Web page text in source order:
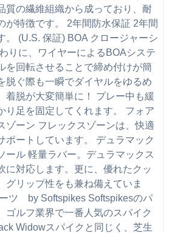
質の繊維組織から成っており、耐
が特徴です。 2年間防水保証 2年間
。 (U.S. 保証) BOA クロージャーシ
りに、ワイヤーによるBOAシステ
を回転させることで締め付けが簡
脱ぐ際も一瞬でダイヤルをゆるめ
着脱が大変簡単に！ プレー中も緩
り足を固定してくれます。 フォア
ーン フレックスゾーンは、快適
ポートしています。 デュラマック
ル 軽量ラバー。デュラマックス
に対応します。更に、優れたクッ
グリップ性をも兼ね備えていま
ツ by Softspikes Softspikesのパ
ゴルフ業界で一番人気のスパイク
Widowスパイクと同じく、芝生